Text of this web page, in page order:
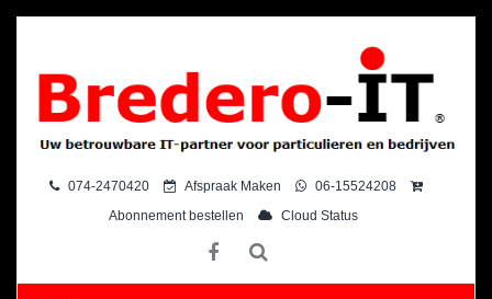
074-2470420 Afspraak Maken
06-15524208
Abonnement bestellen
Cloud Status